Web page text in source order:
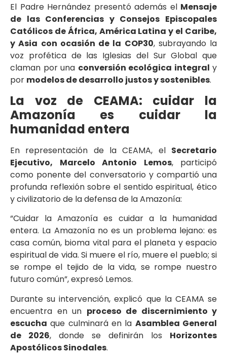
El Padre Hernández presentó además el Mensaje
de las Conferencias y Consejos Episcopales
Católicos de África, América Latina y el Caribe,
y Asia con ocasión de la COP30, subrayando la
voz profética de las Iglesias del Sur Global que
claman por una conversión ecológica integral y
por modelos de desarrollo justos y sostenibles.
La voz de CEAMA: cuidar la
Amazonía es cuidar la
humanidad entera
En representación de la CEAMA, el Secretario
Ejecutivo, Marcelo Antonio Lemos, participó
como ponente del conversatorio y compartió una
profunda reflexión sobre el sentido espiritual, ético
y civilizatorio de la defensa de la Amazonía:
“Cuidar la Amazonía es cuidar a la humanidad
entera. La Amazonía no es un problema lejano: es
casa común, bioma vital para el planeta y espacio
espiritual de vida. Si muere el río, muere el pueblo; si
se rompe el tejido de la vida, se rompe nuestro
futuro común”, expresó Lemos.
Durante su intervención, explicó que la CEAMA se
encuentra en un proceso de discernimiento y
escucha que culminará en la Asamblea General
de 2026, donde se definirán los Horizontes
Apostólicos Sinodales.